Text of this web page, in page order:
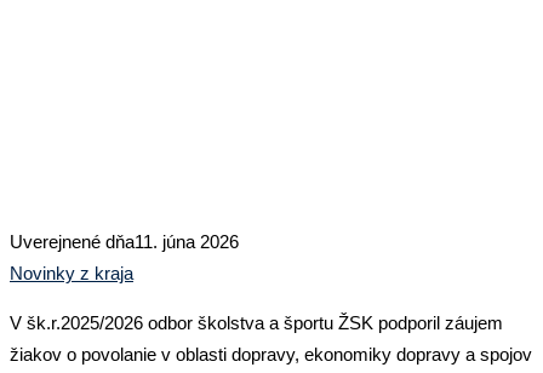
Uverejnené dňa11. júna 2026
Novinky z kraja
V šk.r.2025/2026 odbor školstva a športu ŽSK podporil záujem
žiakov o povolanie v oblasti dopravy, ekonomiky dopravy a spojov